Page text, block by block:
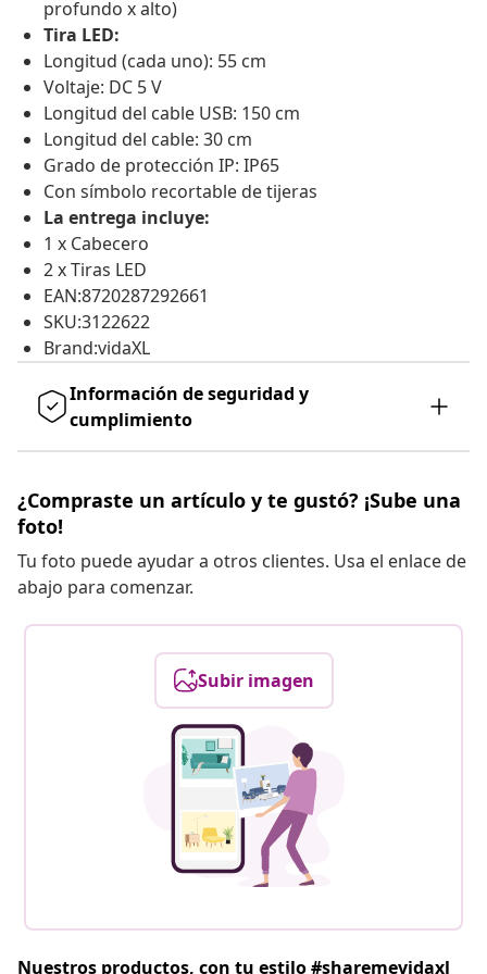
profundo x alto)
Tira LED:
Longitud (cada uno): 55 cm
Voltaje: DC 5 V
Longitud del cable USB: 150 cm
Longitud del cable: 30 cm
Grado de protección IP: IP65
Con símbolo recortable de tijeras
La entrega incluye:
1 x Cabecero
2 x Tiras LED
EAN:8720287292661
SKU:3122622
Brand:vidaXL
Información de seguridad y
cumplimiento
¿Compraste un artículo y te gustó? ¡Sube una
foto!
Tu foto puede ayudar a otros clientes. Usa el enlace de
abajo para comenzar.
Subir imagen
Nuestros productos, con tu estilo #sharemevidaxl